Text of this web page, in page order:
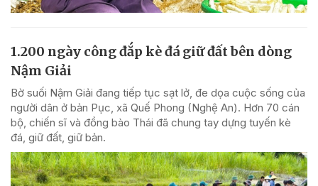
1.200 ngày công đắp kè đá giữ đất bên dòng
Nậm Giải
Bờ suối Nậm Giải đang tiếp tục sạt lở, đe dọa cuộc sống của
người dân ở bản Pục, xã Quế Phong (Nghệ An). Hơn 70 cán
bộ, chiến sĩ và đồng bào Thái đã chung tay dựng tuyến kè
đá, giữ đất, giữ bản.